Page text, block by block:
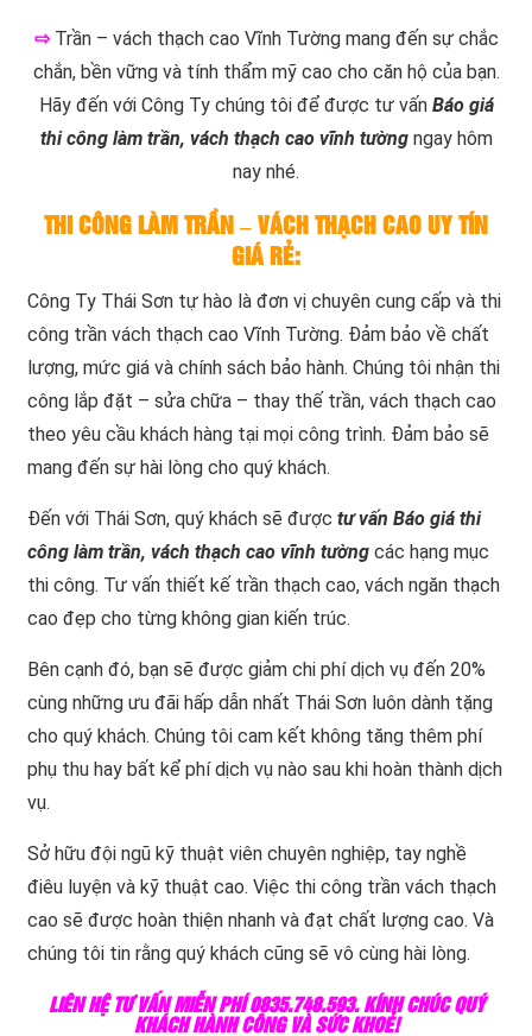
⇨ Trần – vách thạch cao Vĩnh Tường mang đến sự chắc
chắn, bền vững và tính thẩm mỹ cao cho căn hộ của bạn.
Hãy đến với Công Ty chúng tôi để được tư vấn Báo giá
thi công làm trần, vách thạch cao vĩnh tường ngay hôm
nay nhé.
THI CÔNG LÀM TRẦN – VÁCH THẠCH CAO UY TÍN
GIÁ RẺ:
Công Ty Thái Sơn tự hào là đơn vị chuyên cung cấp và thi
công trần vách thạch cao Vĩnh Tường. Đảm bảo về chất
lượng, mức giá và chính sách bảo hành. Chúng tôi nhận thi
công lắp đặt – sửa chữa – thay thế trần, vách thạch cao
theo yêu cầu khách hàng tại mọi công trình. Đảm bảo sẽ
mang đến sự hài lòng cho quý khách.
Đến với Thái Sơn, quý khách sẽ được tư vấn Báo giá thi
công làm trần, vách thạch cao vĩnh tường các hạng mục
thi công. Tư vấn thiết kế trần thạch cao, vách ngăn thạch
cao đẹp cho từng không gian kiến trúc.
Bên cạnh đó, bạn sẽ được giảm chi phí dịch vụ đến 20%
cùng những ưu đãi hấp dẫn nhất Thái Sơn luôn dành tặng
cho quý khách. Chúng tôi cam kết không tăng thêm phí
phụ thu hay bất kể phí dịch vụ nào sau khi hoàn thành dịch
vụ.
Sở hữu đội ngũ kỹ thuật viên chuyên nghiệp, tay nghề
điêu luyện và kỹ thuật cao. Việc thi công trần vách thạch
cao sẽ được hoàn thiện nhanh và đạt chất lượng cao. Và
chúng tôi tin rằng quý khách cũng sẽ vô cùng hài lòng.
LIÊN HỆ TƯ VẤN MIỄN PHÍ 0835.748.593. KÍNH CHÚC QUÝ
KHÁCH HÀNH CÔNG VÀ SỨC KHOẺ!